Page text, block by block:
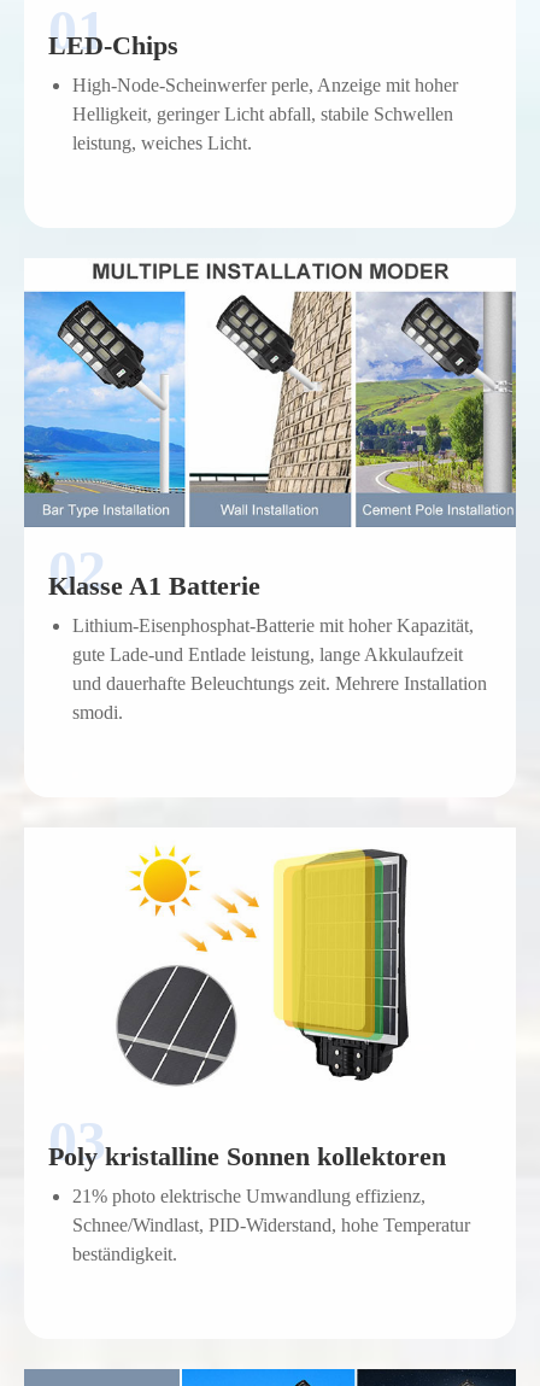
LED-Chips
High-Node-Scheinwerfer perle, Anzeige mit hoher
Helligkeit, geringer Licht abfall, stabile Schwellen
leistung, weiches Licht.
Klasse A1 Batterie
Lithium-Eisenphosphat-Batterie mit hoher Kapazität,
gute Lade-und Entlade leistung, lange Akkulaufzeit
und dauerhafte Beleuchtungs zeit. Mehrere Installation
smodi.
Poly kristalline Sonnen kollektoren
21% photo elektrische Umwandlung effizienz,
Schnee/Windlast, PID-Widerstand, hohe Temperatur
beständigkeit.